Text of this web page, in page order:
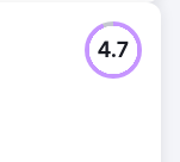
4.7